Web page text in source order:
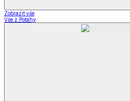
Zobrazit vše
Vše z Potahy